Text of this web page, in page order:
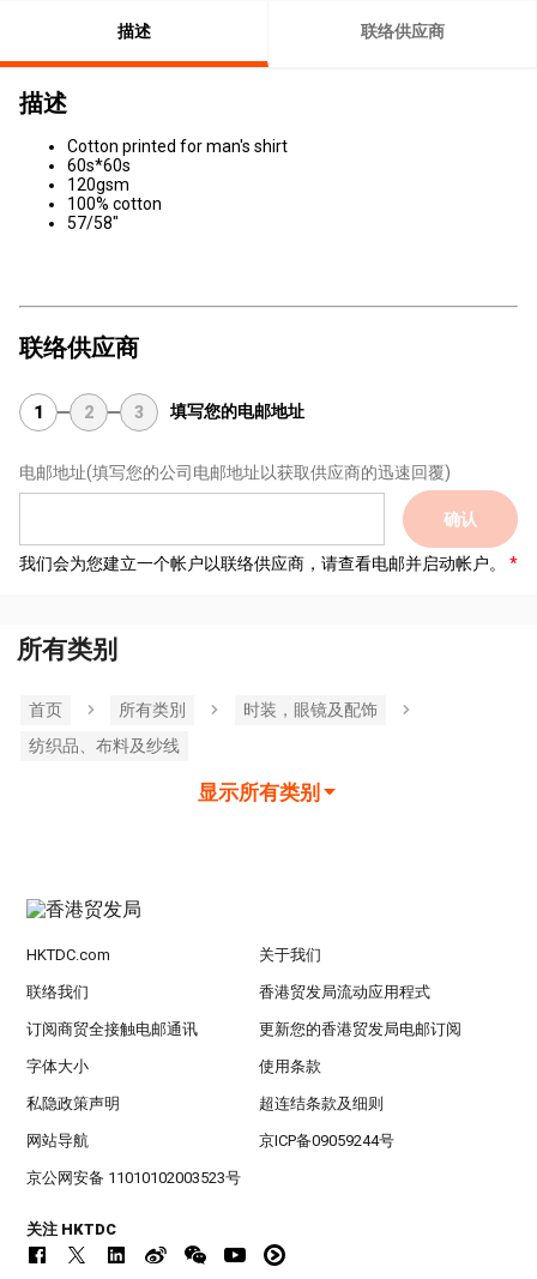
描述 联络供应商
描述
Cotton printed for man's shirt
60s*60s
120gsm
100% cotton
57/58"
联络供应商
1 2 3 填写您的电邮地址
电邮地址(填写您的公司电邮地址以获取供应商的迅速回覆)
确认
我们会为您建立一个帐户以联络供应商，请查看电邮并启动帐户。
所有类别
首页 所有类別
时装，眼镜及配饰
纺织品、布料及纱线
显示所有类别
HKTDC.com 关于我们
联络我们 香港贸发局流动应用程式
订阅商贸全接触电邮通讯 更新您的香港贸发局电邮订阅
字体大小 使用条款
私隐政策声明 超连结条款及细则
网站导航 京ICP备09059244号
京公网安备 11010102003523号
关注 HKTDC